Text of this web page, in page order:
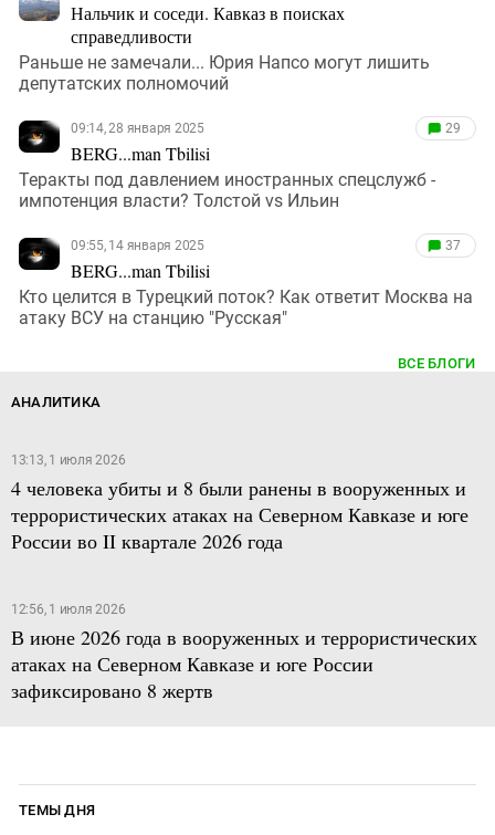
Нальчик и соседи. Кавказ в поисках
справедливости
Раньше не замечали... Юрия Напсо могут лишить
депутатских полномочий
09:14, 28 января 2025
BERG...man Tbilisi
29
Теракты под давлением иностранных спецслужб -
импотенция власти? Толстой vs Ильин
09:55, 14 января 2025
BERG...man Tbilisi
37
Кто целится в Турецкий поток? Как ответит Москва на
атаку ВСУ на станцию "Русская"
ВСЕ БЛОГИ
АНАЛИТИКА
13:13, 1 июля 2026
4 человека убиты и 8 были ранены в вооруженных и
террористических атаках на Северном Кавказе и юге
России во II квартале 2026 года
12:56, 1 июля 2026
В июне 2026 года в вооруженных и террористических
атаках на Северном Кавказе и юге России
зафиксировано 8 жертв
ТЕМЫ ДНЯ